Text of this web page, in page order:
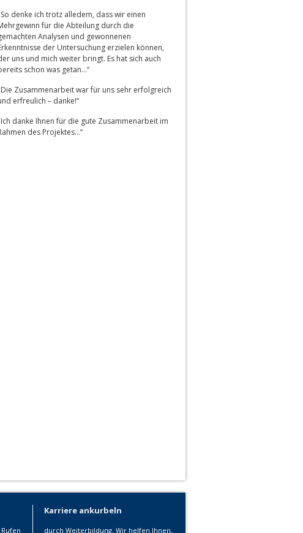
denke ich trotz alledem, dass wir einen
für die Abteilung durch die
Analysen und gewonnenen
der Untersuchung erzielen können,
uns und mich weiter bringt. Es hat sich auch
schon was getan…“
Zusammenarbeit war für uns sehr erfolgreich
erfreulich – danke!“
danke Ihnen für die gute Zusammenarbeit im
des Projektes…“
Karriere ankurbeln
durch Weiterbildung. Wir helfen Ihnen,